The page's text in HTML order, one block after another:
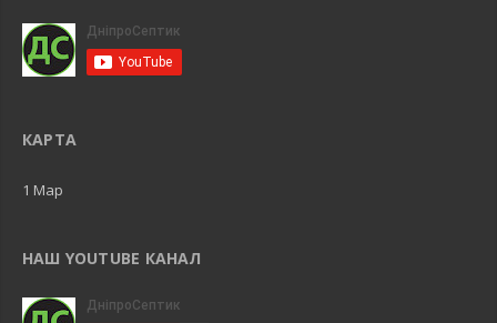
КАРТА
1 Map
НАШ YOUTUBE КАНАЛ